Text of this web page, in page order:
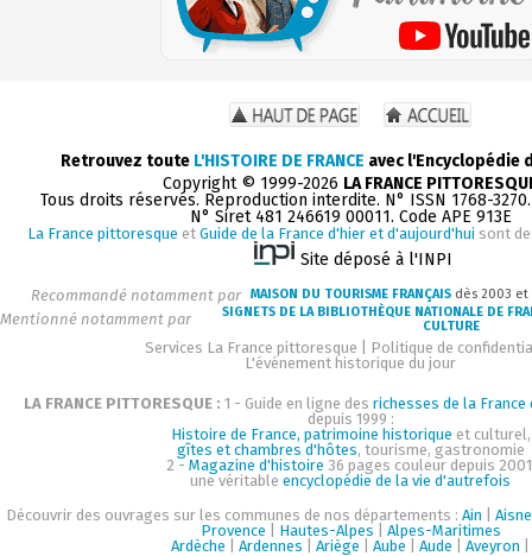
Retrouvez toute L'HISTOIRE DE FRANCE avec l'Encyclopédie
Copyright © 1999-2026 LA FRANCE
Tous droits réservés. Reproduction interdite. N° ISSN 1768-
N° Siret 481 246619 00011. Code APE 913E
La France pittoresque et Guide de la France d'hier et d'aujourd'hui sont
Site déposé à l'INPI
Recommandé notamment par MAISON DU TOURISME FRANÇAIS dès 2003 et
Mentionné notamment par
SIGNETS DE LA BIBLIOTHÈQUE NATIONALE DE
CULTURE
Services La France pittoresque
Politique de
L'événement historique du jour
LA FRANCE PITTORESQUE : 1 - Guide en ligne des richesses de la
depuis 1999 :
Histoire de France, patrimoine historique et culturel,
gîtes et chambres d'hôtes, tourisme, gastronomie
2 - Magazine d'histoire 36 pages couleur depuis
une véritable encyclopédie de la vie d'autrefois
Découvrir des ouvrages sur les communes de nos départements : Ain
Aisne
Provence
Hautes-Alpes
Alpes-Maritimes
Ardèche
Ardennes Ariège Aube Aude Aveyron